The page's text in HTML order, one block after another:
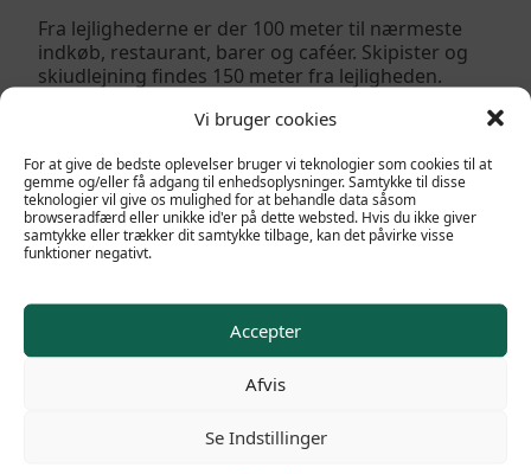
Vi bruger cookies
For at give de bedste oplevelser bruger vi teknologier som cookies til at
gemme og/eller få adgang til enhedsoplysninger. Samtykke til disse
teknologier vil give os mulighed for at behandle data såsom
browseradfærd eller unikke id'er på dette websted. Hvis du ikke giver
samtykke eller trækker dit samtykke tilbage, kan det påvirke visse
funktioner negativt.
Accepter
Afvis
Se Indstillinger
Fra lejlighederne er der 100 meter til nærmeste
indkøb, restaurant, barer og caféer. Skipister og
skiudlejning findes 150 meter fra lejligheden.
POPULÆRE LINKS
Firma skirejser